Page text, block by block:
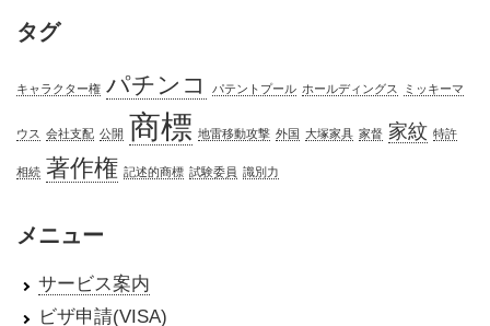
タグ
キャラクター権 パチンコ パテントプール ホールディングス ミッキーマ
ウス 会社支配 公開 商標 地雷移動攻撃 外国 大塚家具 家督 家紋 特許
相続 著作権 記述的商標 試験委員 識別力
メニュー
サービス案内
ビザ申請(VISA)